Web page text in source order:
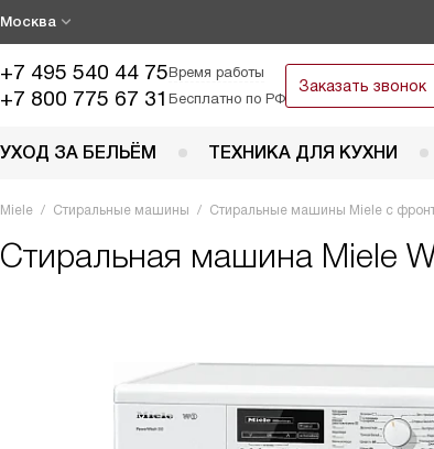
Москва
+7 495 540 44 75Время работы
+7 800 775 67 31 Бесплатно по РФ
Заказать звонок
УХОД ЗА БЕЛЬЁМ ТЕХНИКА ДЛЯ КУХНИ
Miele Стиральные машины Стиральные машины Miele с
Стиральная машина Miele